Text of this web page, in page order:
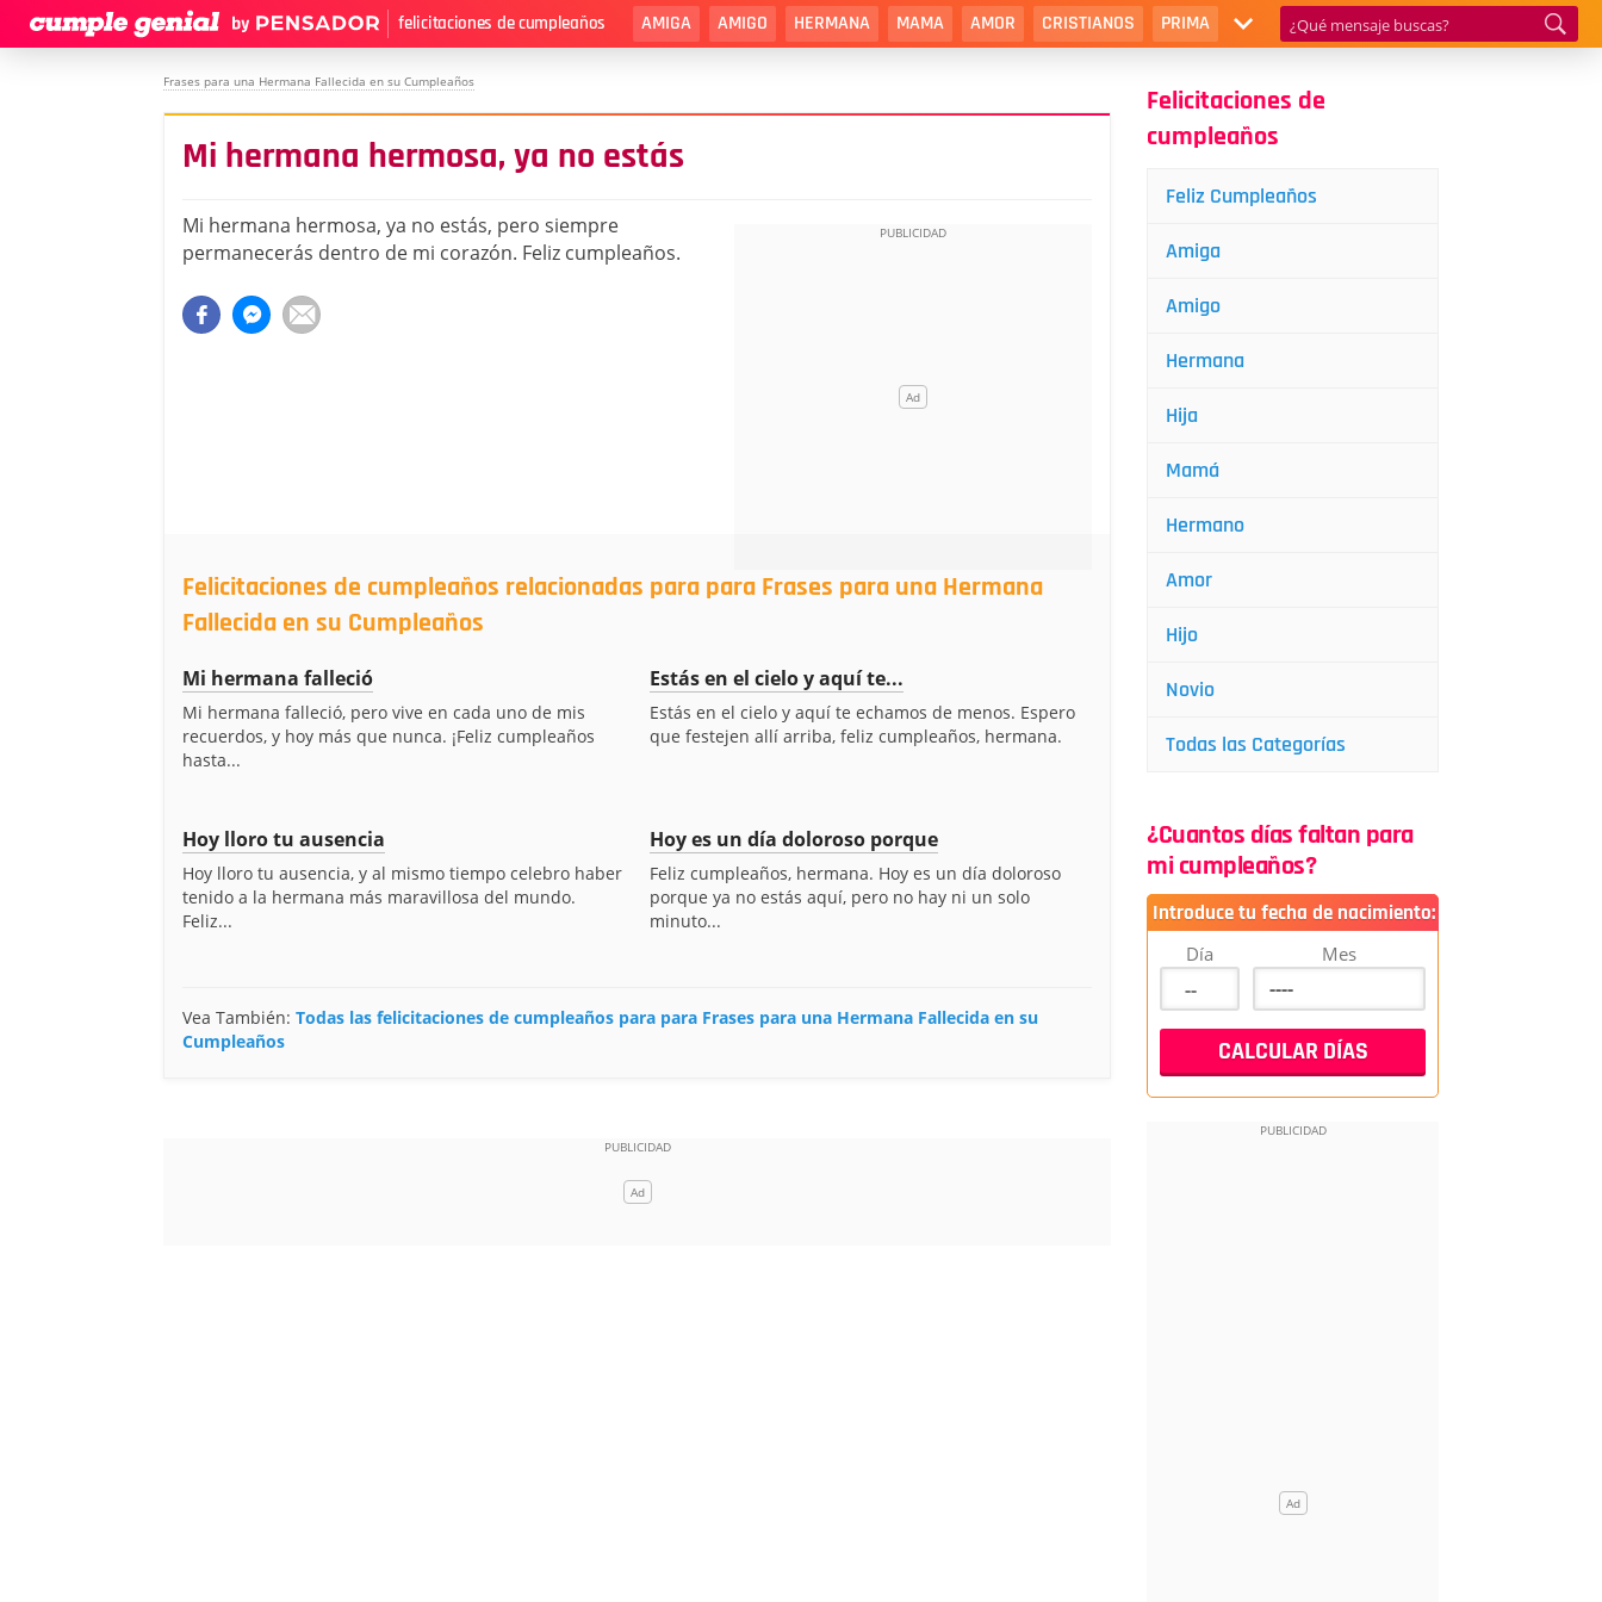
felicitaciones de cumpleaños AMIGA AMIGO HERMANA MAMA AMOR CRISTIANOS PRIMA
Frases para una Hermana Fallecida en su Cumpleaños
Mi hermana hermosa, ya no estás
Mi hermana hermosa, ya no estás, pero siempre
permanecerás dentro de mi corazón. Feliz cumpleaños.
Felicitaciones de cumpleaños relacionadas para para Frases para una Hermana
Fallecida en su Cumpleaños
Mi hermana falleció
Mi hermana falleció, pero vive en cada uno de mis
recuerdos, y hoy más que nunca. ¡Feliz cumpleaños
hasta...
Estás en el cielo y aquí te...
Estás en el cielo y aquí te echamos de menos. Espero
que festejen allí arriba, feliz cumpleaños, hermana.
Hoy lloro tu ausencia
Hoy lloro tu ausencia, y al mismo tiempo celebro haber
tenido a la hermana más maravillosa del mundo.
Feliz...
Hoy es un día doloroso porque
Feliz cumpleaños, hermana. Hoy es un día doloroso
porque ya no estás aquí, pero no hay ni un solo
minuto...
Vea También: Todas las felicitaciones de cumpleaños para para Frases para una Hermana Fallecida en su
Cumpleaños
Felicitaciones de
cumpleaños
Feliz Cumpleaños
Amiga
Amigo
Hermana
Hija
Mamá
Hermano
Amor
Hijo
Novio
Todas las Categorías
¿Cuantos días faltan para
mi cumpleaños?
Introduce tu fecha de nacimiento:
Día Mes